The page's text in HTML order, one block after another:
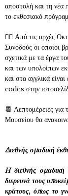
αποστολή και τη νέα
το εκθεσιακό
👉🏻 Από τις αρχές
Συνοδούς οι οποίοι
σχετικά με τα έργα
και των υπολοίπων
και στα αγγλικά
codes στην
📆 Λεπτομέρειες για
Μουσείου θα
Διεθνής ομαδική
H διεθνής
διερευνά τους
κράτους, όπως το